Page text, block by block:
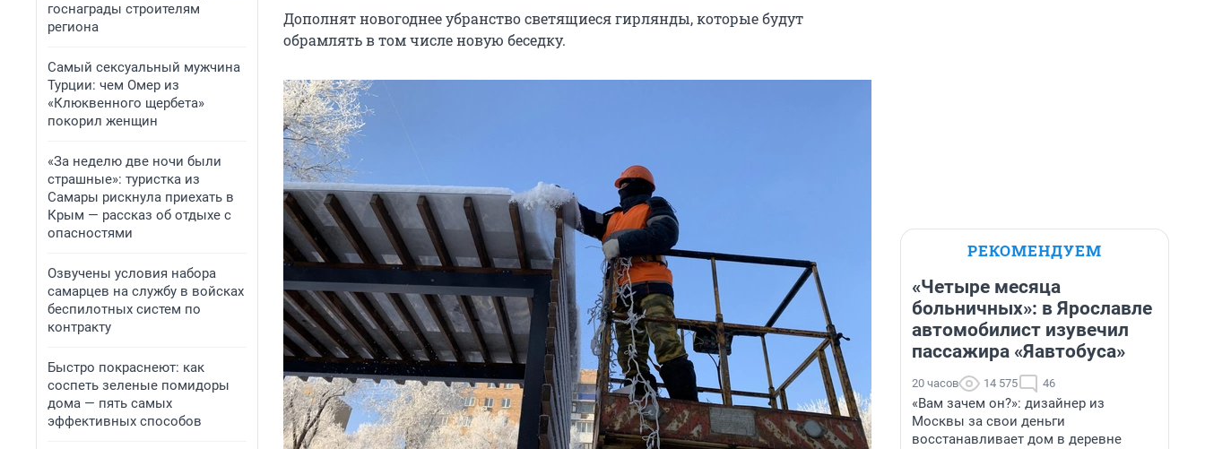
госнаграды строителям
региона
Самый сексуальный мужчина
Турции: чем Омер из
«Клюквенного щербета»
покорил женщин
«За неделю две ночи были
страшные»: туристка из
Самары рискнула приехать в
Крым — рассказ об отдыхе с
опасностями
Озвучены условия набора
самарцев на службу в войсках
беспилотных систем по
контракту
Быстро покраснеют: как
соспеть зеленые помидоры
дома — пять самых
эффективных способов
Дополнят новогоднее убранство светящиеся гирлянды, которые будут
обрамлять в том числе новую беседку.
РЕКОМЕНДУЕМ
«Четыре месяца
больничных»: в Ярославле
автомобилист изувечил
пассажира «Яавтобуса»
20 часов 14 575 46
«Вам зачем он?»: дизайнер из
Москвы за свои деньги
восстанавливает дом в деревне